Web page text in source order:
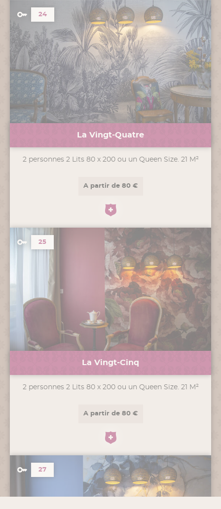
24
La Vingt-Quatre
2 personnes 2 Lits 80 x 200 ou un Queen Size. 21 M²
A partir de 80 €
25
La Vingt-Cinq
2 personnes 2 Lits 80 x 200 ou un Queen Size. 21 M²
A partir de 80 €
27